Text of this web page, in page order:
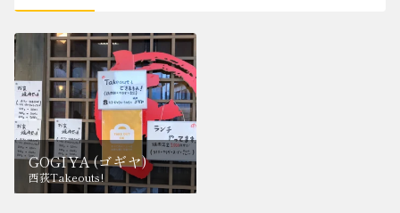
GOGIYA (ゴギヤ)
西荻Takeouts!